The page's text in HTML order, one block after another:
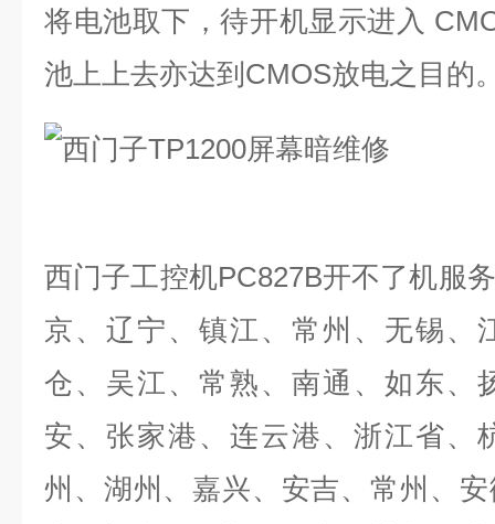
将电池取下，待开机显示进入
池上上去亦达到 CMOS放电之目的
西门子工控机PC827B开不了机服
京、辽宁、镇江、常州、无锡、
仓、吴江、常熟、南通、如东、
安、张家港、连云港、浙江省、
州、湖州、嘉兴、安吉、常州、